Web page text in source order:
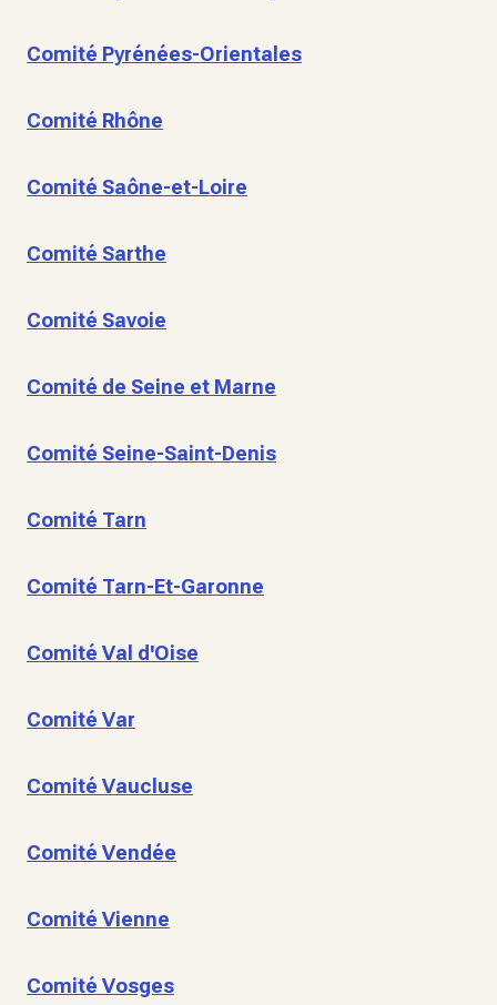
Comité Pyrénées-Orientales
Comité Rhône
Comité Saône-et-Loire
Comité Sarthe
Comité Savoie
Comité de Seine et Marne
Comité Seine-Saint-Denis
Comité Tarn
Comité Tarn-Et-Garonne
Comité Val d'Oise
Comité Var
Comité Vaucluse
Comité Vendée
Comité Vienne
Comité Vosges